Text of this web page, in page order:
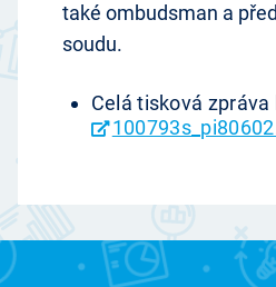
také ombudsman a
soudu.
Celá tisková